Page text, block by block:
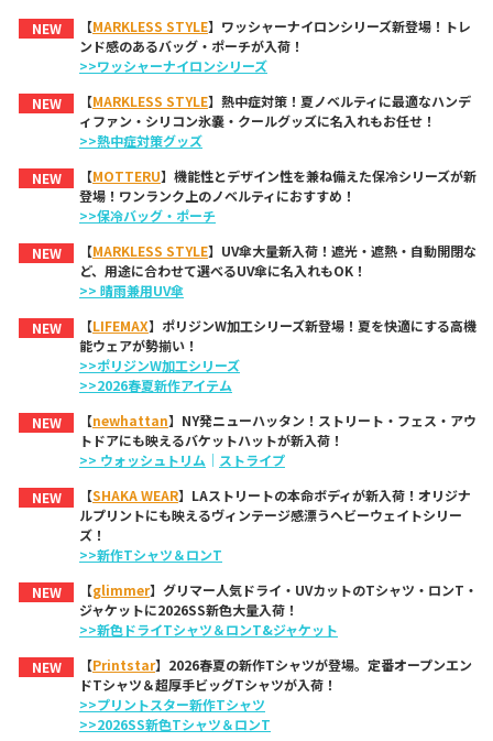
NEW
【MARKLESS STYLE】ワッシャーナイロンシリーズ新登場！トレ
ンド感のあるバッグ・ポーチが入荷！
>>ワッシャーナイロンシリーズ
NEW
【MARKLESS STYLE】熱中症対策！夏ノベルティに最適なハンデ
ィファン・シリコン氷嚢・クールグッズに名入れもお任せ！
>>熱中症対策グッズ
NEW
【MOTTERU】機能性とデザイン性を兼ね備えた保冷シリーズが新
登場！ワンランク上のノベルティにおすすめ！
>>保冷バッグ・ポーチ
NEW
【MARKLESS STYLE】UV傘大量新入荷！遮光・遮熱・自動開閉な
ど、用途に合わせて選べるUV傘に名入れもOK！
>> 晴雨兼用UV傘
NEW
【LIFEMAX】ポリジンW加工シリーズ新登場！夏を快適にする高機
能ウェアが勢揃い！
>>ポリジンW加工シリーズ
>>2026春夏新作アイテム
NEW
【newhattan】NY発ニューハッタン！ストリート・フェス・アウ
トドアにも映えるバケットハットが新入荷！
>> ウォッシュトリム ｜ ストライプ
NEW
【SHAKA WEAR】LAストリートの本命ボディが新入荷！オリジナ
ルプリントにも映えるヴィンテージ感漂うヘビーウェイトシリー
ズ！
>>新作Tシャツ＆ロンT
NEW
【glimmer】グリマー人気ドライ・UVカットのTシャツ・ロンT・
ジャケットに2026SS新色大量入荷！
>>新色ドライTシャツ＆ロンT&ジャケット
NEW
【Printstar】2026春夏の新作Tシャツが登場。定番オープンエン
ドTシャツ＆超厚手ビッグTシャツが入荷！
>>プリントスター新作Tシャツ
>>2026SS新色Tシャツ＆ロンT